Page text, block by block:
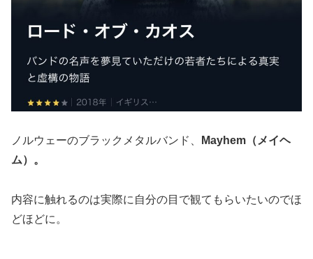
ノルウェーのブラックメタルバンド、
Mayhem（メイヘ
ム）。
内容に触れるのは実際に自分の目で観てもらいたいのでほ
どほどに。